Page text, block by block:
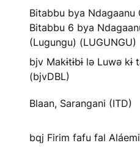
Bitabbu bya Ndagaanu
Bitabbu 6 bya
(Lugungu) (LUGUNGU)
bjv Makɨtɨbɨ lə Luwə kɨ
(bjvDBL)
Blaan, Sarangani (ITD)
bqj Firim fafu fal